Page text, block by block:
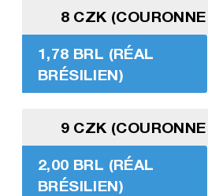
8 CZK
1,78 BRL (RÉAL
BRÉSILIEN)
9 CZK
2,00 BRL (RÉAL
BRÉSILIEN)